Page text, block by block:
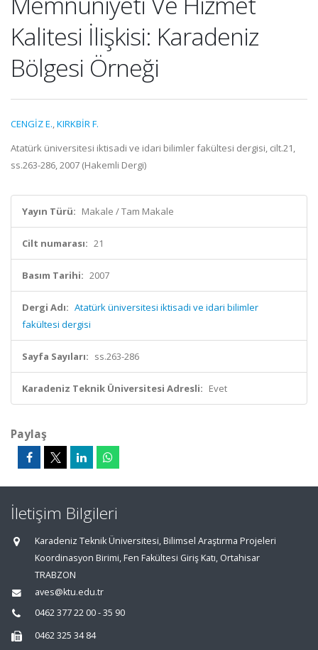
Kalitesi İlişkisi: Karadeniz
Bölgesi Örneği
CENGİZ E.,KIRKBİR F.
Atatürk üniversitesi iktisadi ve idari bilimler fakültesi dergisi, cilt.21,
ss.263-286, 2007 (Hakemli Dergi)
Yayın Türü: Makale / Tam Makale
Cilt numarası: 21
Basım Tarihi: 2007
Dergi Adı: Atatürk üniversitesi iktisadi ve idari bilimler
fakültesi dergisi
Sayfa Sayıları: ss.263-286
Karadeniz Teknik Üniversitesi Adresli: Evet
Paylaş
İletişim Bilgileri
Karadeniz Teknik Üniversitesi, Bilimsel Araştırma Projeleri
Koordinasyon Birimi, Fen Fakültesi Giriş Katı, Ortahisar
TRABZON
aves@ktu.edu.tr
0462 377 22 00 - 35 90
0462 325 34 84